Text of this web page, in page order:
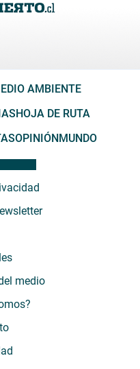
AMBIENTE
HOJA DE RUTA
OPINIÓN MUNDO
medio